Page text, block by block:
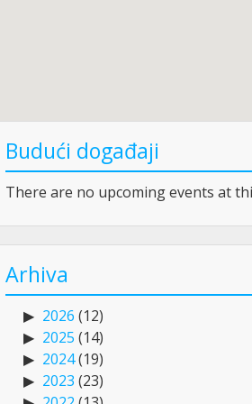
Budući događaji
There are no upcoming events at
Arhiva
2026 (12)
2025 (14)
2024(19)
2023 (23)